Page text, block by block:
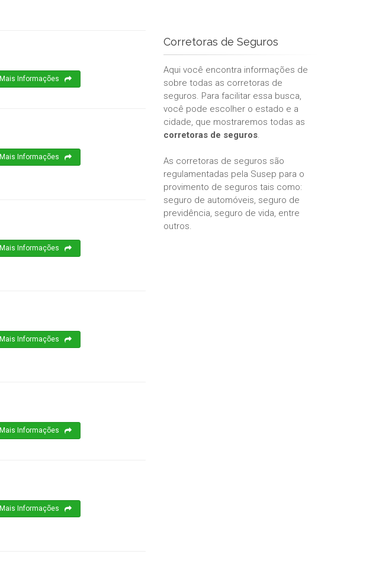
Mais Informações
Mais Informações
Mais Informações
Mais Informações
Mais Informações
Mais Informações
Corretoras de Seguros
Aqui você encontra informações de
sobre todas as corretoras de
seguros. Para facilitar essa busca,
você pode escolher o estado e a
cidade, que mostraremos todas as
corretoras de seguros.
As corretoras de seguros são
regulamentadas pela Susep para o
provimento de seguros tais como:
seguro de automóveis, seguro de
previdência, seguro de vida, entre
outros.